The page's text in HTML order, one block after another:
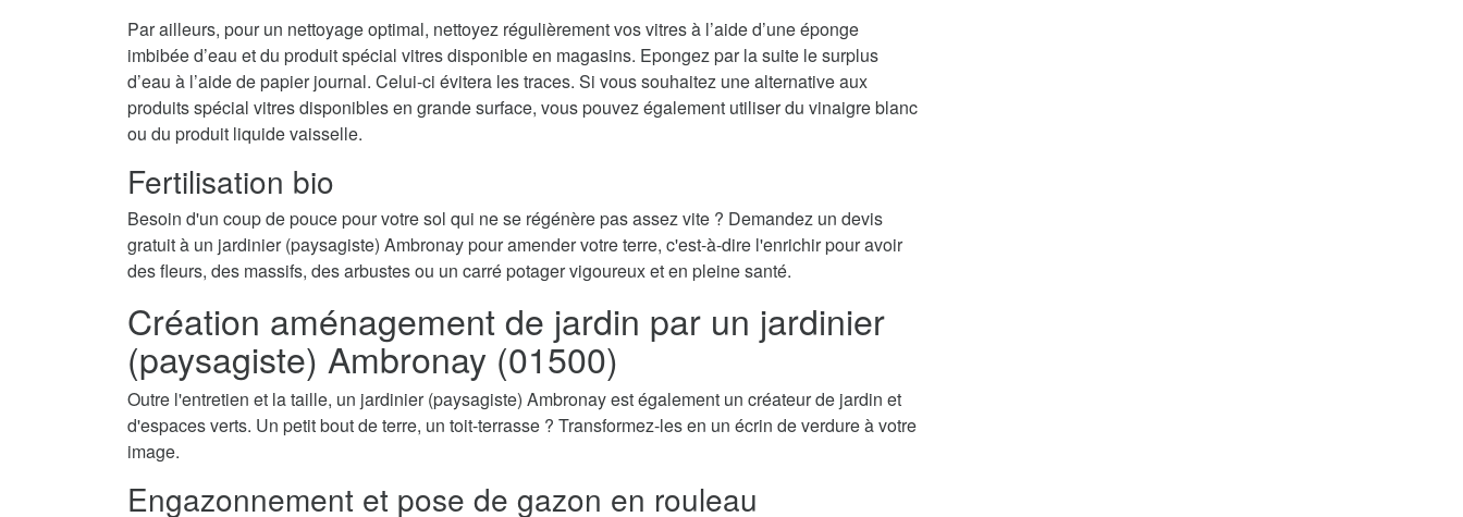
Par ailleurs, pour un nettoyage optimal, nettoyez régulièrement vos vitres à l’aide d’une éponge
imbibée d’eau et du produit spécial vitres disponible en magasins. Epongez par la suite le surplus
d’eau à l’aide de papier journal. Celui-ci évitera les traces. Si vous souhaitez une alternative aux
produits spécial vitres disponibles en grande surface, vous pouvez également utiliser du vinaigre blanc
ou du produit liquide vaisselle.
Fertilisation bio
Besoin d'un coup de pouce pour votre sol qui ne se régénère pas assez vite ? Demandez un devis
gratuit à un jardinier (paysagiste) Ambronay pour amender votre terre, c'est-à-dire l'enrichir pour avoir
des fleurs, des massifs, des arbustes ou un carré potager vigoureux et en pleine santé.
Création aménagement de jardin par un jardinier
(paysagiste) Ambronay (01500)
Outre l'entretien et la taille, un jardinier (paysagiste) Ambronay est également un créateur de jardin et
d'espaces verts. Un petit bout de terre, un toit-terrasse ? Transformez-les en un écrin de verdure à votre
image.
Engazonnement et pose de gazon en rouleau